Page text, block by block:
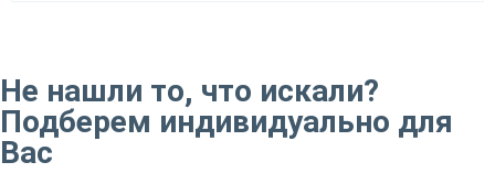
Не нашли то, что искали?
Подберем индивидуально для
Вас